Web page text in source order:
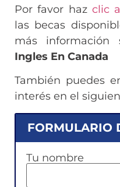
Por favor haz clic
las becas
más información
Ingles En Canada
También puedes
interés en el
FORMULARIO
Tu nombre